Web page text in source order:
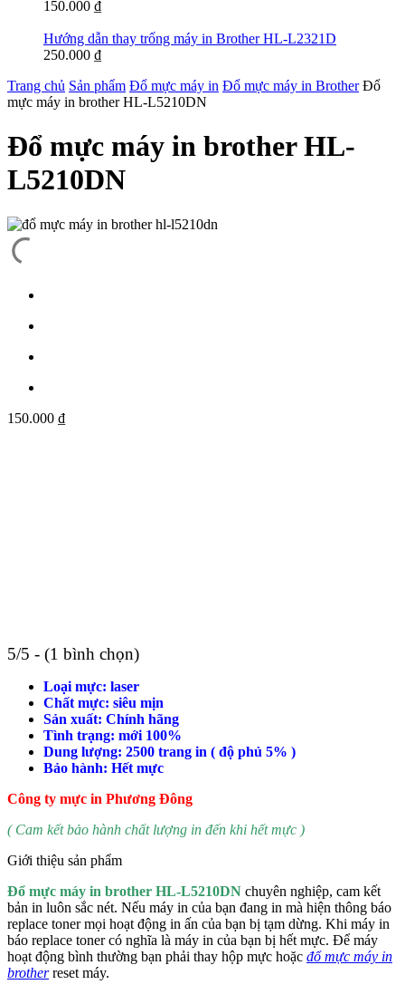
150.000 ₫
Hướng dẫn thay trống máy in Brother HL-L2321D
250.000 ₫
Trang chủ Sản phẩm Đổ mực máy in Đổ mực máy in Brother Đổ
mực máy in brother HL-L5210DN
Đổ mực máy in brother HL-
L5210DN
150.000 ₫
5/5 - (1 bình chọn)
Loại mực: laser
Chất mực: siêu mịn
Sản xuất: Chính hãng
Tình trạng: mới 100%
Dung lượng: 2500 trang in ( độ phủ 5% )
Bảo hành: Hết mực
Công ty mực in Phương Đông
( Cam kết bảo hành chất lượng in đến khi hết mực )
Giới thiệu sản phẩm
Đổ mực máy in brother HL-L5210DN chuyên nghiệp, cam kết
bản in luôn sắc nét. Nếu máy in của bạn đang in mà hiện thông báo
replace toner mọi hoạt động in ấn của bạn bị tạm dừng. Khi máy in
báo replace toner có nghĩa là máy in của bạn bị hết mực. Để máy
hoạt động bình thường bạn phải thay hộp mực hoặc đổ mực máy in
brotherreset máy.